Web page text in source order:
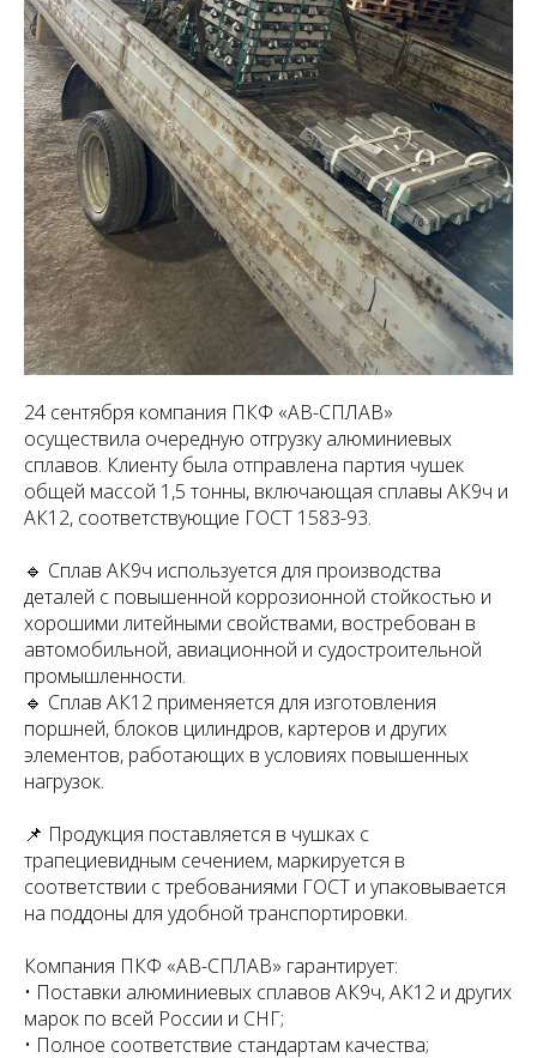
24 сентября компания ПКФ «АВ-СПЛАВ»
осуществила очередную отгрузку алюминиевых
сплавов. Клиенту была отправлена партия чушек
общей массой 1,5 тонны, включающая сплавы АК9ч и
АК12, соответствующие ГОСТ 1583-93.
🔹 Сплав АК9ч используется для производства
деталей с повышенной коррозионной стойкостью и
хорошими литейными свойствами, востребован в
автомобильной, авиационной и судостроительной
промышленности.
🔹 Сплав АК12 применяется для изготовления
поршней, блоков цилиндров, картеров и других
элементов, работающих в условиях повышенных
нагрузок.
📌 Продукция поставляется в чушках с
трапециевидным сечением, маркируется в
соответствии с требованиями ГОСТ и упаковывается
на поддоны для удобной транспортировки.
Компания ПКФ «АВ-СПЛАВ» гарантирует:
• Поставки алюминиевых сплавов АК9ч, АК12 и других
марок по всей России и СНГ;
• Полное соответствие стандартам качества;